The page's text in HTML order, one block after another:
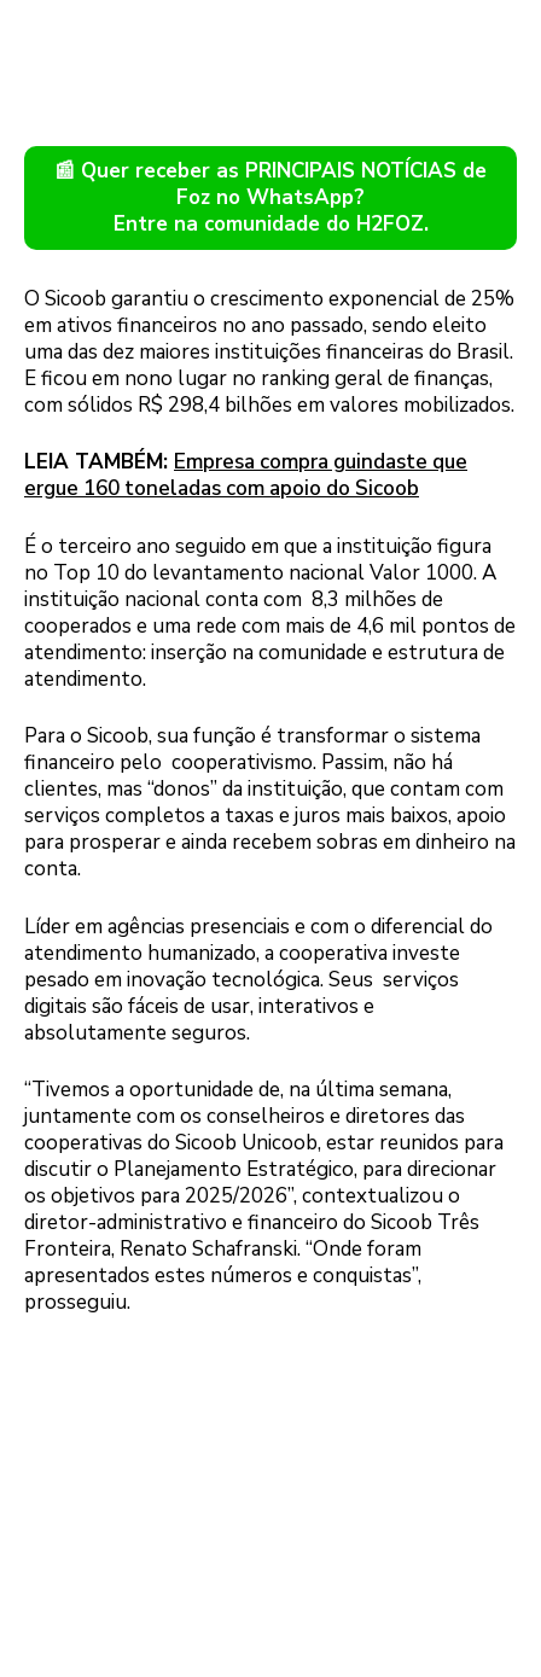
📰 Quer receber as PRINCIPAIS NOTÍCIAS de
Foz no WhatsApp?
Entre na comunidade do H2FOZ.
O Sicoob garantiu o crescimento exponencial de 25%
em ativos financeiros no ano passado, sendo eleito
uma das dez maiores instituições financeiras do Brasil.
E ficou em nono lugar no ranking geral de finanças,
com sólidos R$ 298,4 bilhões em valores mobilizados.
LEIA TAMBÉM: Empresa compra guindaste que
ergue 160 toneladas com apoio do Sicoob
É o terceiro ano seguido em que a instituição figura
no Top 10 do levantamento nacional Valor 1000. A
instituição nacional conta com 8,3 milhões de
cooperados e uma rede com mais de 4,6 mil pontos de
atendimento: inserção na comunidade e estrutura de
atendimento.
Para o Sicoob, sua função é transformar o sistema
financeiro pelo cooperativismo. Passim, não há
clientes, mas “donos” da instituição, que contam com
serviços completos a taxas e juros mais baixos, apoio
para prosperar e ainda recebem sobras em dinheiro na
conta.
Líder em agências presenciais e com o diferencial do
atendimento humanizado, a cooperativa investe
pesado em inovação tecnológica. Seus serviços
digitais são fáceis de usar, interativos e
absolutamente seguros.
“Tivemos a oportunidade de, na última semana,
juntamente com os conselheiros e diretores das
cooperativas do Sicoob Unicoob, estar reunidos para
discutir o Planejamento Estratégico, para direcionar
os objetivos para 2025/2026”, contextualizou o
diretor-administrativo e financeiro do Sicoob Três
Fronteira, Renato Schafranski. “Onde foram
apresentados estes números e conquistas”,
prosseguiu.